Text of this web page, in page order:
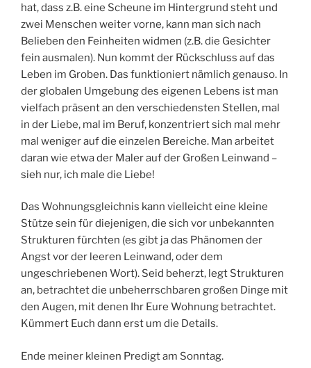
hat, dass z.B. eine Scheune im Hintergrund steht und
zwei Menschen weiter vorne, kann man sich nach
Belieben den Feinheiten widmen (z.B. die Gesichter
fein ausmalen). Nun kommt der Rückschluss auf das
Leben im Groben. Das funktioniert nämlich genauso. In
der globalen Umgebung des eigenen Lebens ist man
vielfach präsent an den verschiedensten Stellen, mal
in der Liebe, mal im Beruf, konzentriert sich mal mehr
mal weniger auf die einzelen Bereiche. Man arbeitet
daran wie etwa der Maler auf der Großen Leinwand –
sieh nur, ich male die Liebe!
Das Wohnungsgleichnis kann vielleicht eine kleine
Stütze sein für diejenigen, die sich vor unbekannten
Strukturen fürchten (es gibt ja das Phänomen der
Angst vor der leeren Leinwand, oder dem
ungeschriebenen Wort). Seid beherzt, legt Strukturen
an, betrachtet die unbeherrschbaren großen Dinge mit
den Augen, mit denen Ihr Eure Wohnung betrachtet.
Kümmert Euch dann erst um die Details.
Ende meiner kleinen Predigt am Sonntag.